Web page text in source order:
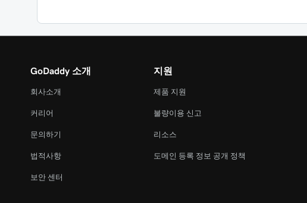
GoDaddy 소개
회사소개
커리어
문의하기
법적사항
보안 센터
지원
제품 지원
불량이용 신고
리소스
도메인 등록 정보 공개 정책